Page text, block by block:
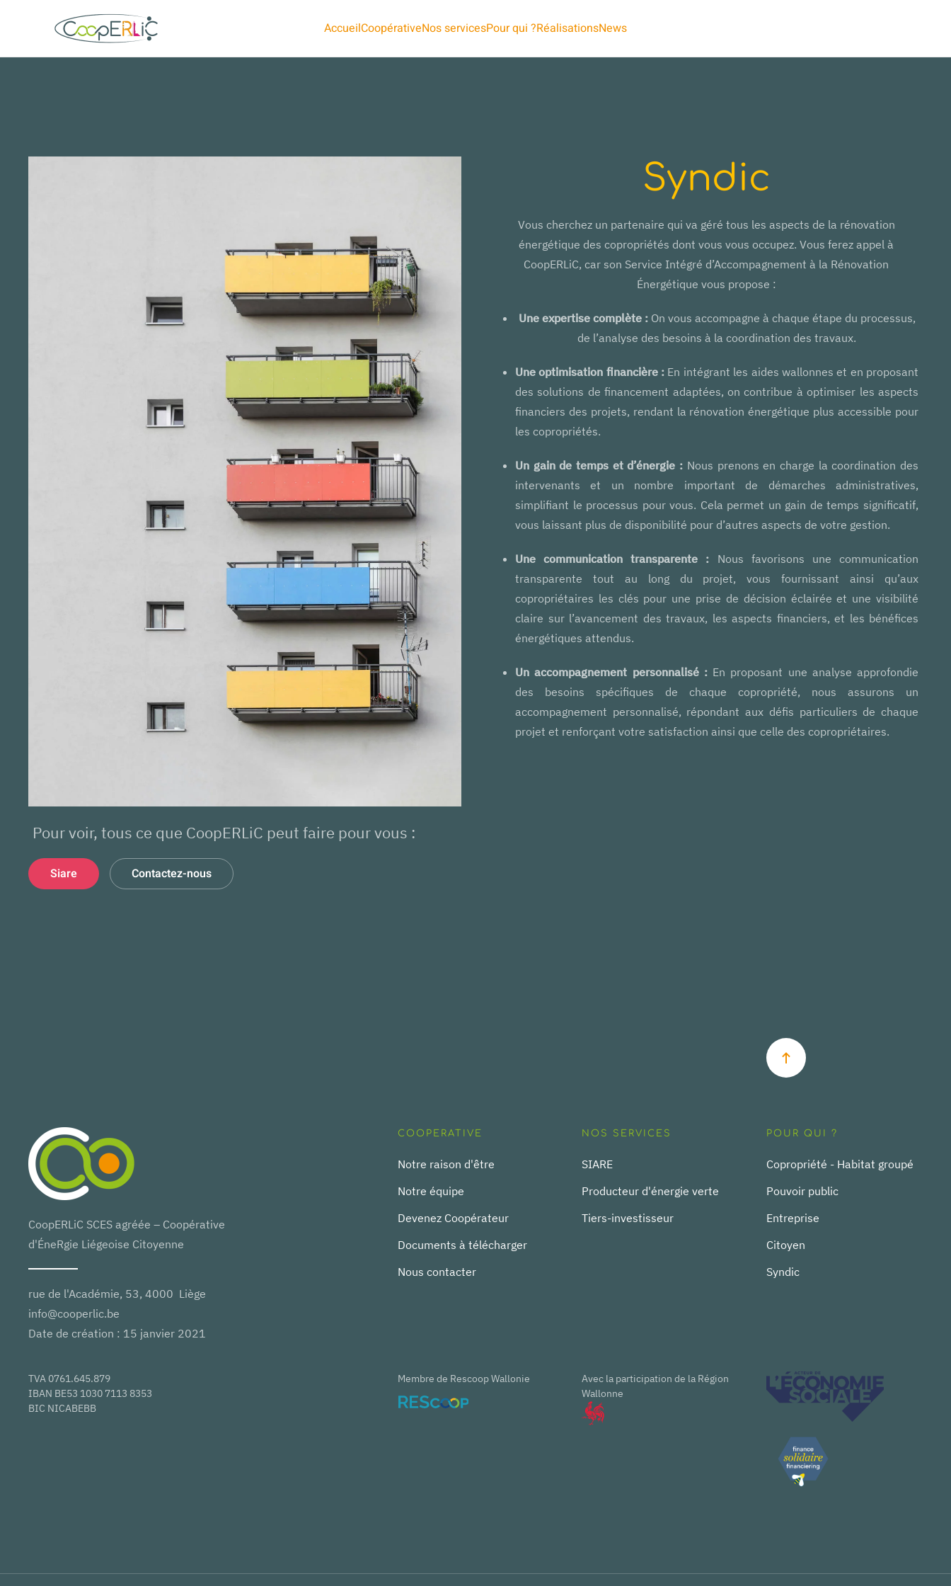
Skip to main content
AccueilCoopérativeNos servicesPour qui ?RéalisationsNews
Pour voir, tous ce que CoopERLiC peut faire pour vous :
Siare Contactez-nous
Syndic
Vous cherchez un partenaire qui va géré tous les aspects de la rénovation
énergétique des copropriétés dont vous vous occupez. Vous ferez appel à
CoopERLiC, car son Service Intégré d’Accompagnement à la Rénovation
Énergétique vous propose :
Une expertise complète :On vous accompagne à chaque étape du processus,
de l’analyse des besoins à la coordination des travaux.
Une optimisation financière : En intégrant les aides wallonnes et en proposant
des solutions de financement adaptées, on contribue à optimiser les aspects
financiers des projets, rendant la rénovation énergétique plus accessible pour
les copropriétés.
Un gain de temps et d’énergie : Nous prenons en charge la coordination des
intervenants et un nombre important de démarches administratives,
simplifiant le processus pour vous. Cela permet un gain de temps significatif,
vous laissant plus de disponibilité pour d’autres aspects de votre gestion.
Une communication transparente : Nous favorisons une communication
transparente tout au long du projet, vous fournissant ainsi qu’aux
copropriétaires les clés pour une prise de décision éclairée et une visibilité
claire sur l’avancement des travaux, les aspects financiers, et les bénéfices
énergétiques attendus.
Un accompagnement personnalisé :En proposant une analyse approfondie
des besoins spécifiques de chaque copropriété, nous assurons un
accompagnement personnalisé, répondant aux défis particuliers de chaque
projet et renforçant votre satisfaction ainsi que celle des copropriétaires.
CoopERLiC SCES agréée – Coopérative
d'ÉneRgie Liégeoise Citoyenne
rue de l'Académie, 53, 4000 Liège
info@cooperlic.be
Date de création : 15 janvier 2021
COOPERATIVE
Notre raison d'être
Notre équipe
Devenez Coopérateur
Documents à télécharger
Nous contacter
NOS SERVICES
SIARE
Producteur d'énergie verte
Tiers-investisseur
POUR QUI ?
Copropriété - Habitat groupé
Pouvoir public
Entreprise
Citoyen
Syndic
TVA 0761.645.879
IBAN BE53 1030 7113 8353
BIC NICABEBB
Membre de Rescoop Wallonie
Avec la participation de la Région
Wallonne